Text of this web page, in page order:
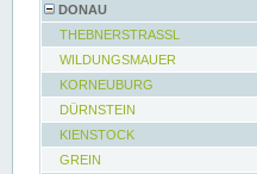
DONAU
THEBNERSTRASSL
WILDUNGSMAUER
KORNEUBURG
DÜRNSTEIN
KIENSTOCK
GREIN